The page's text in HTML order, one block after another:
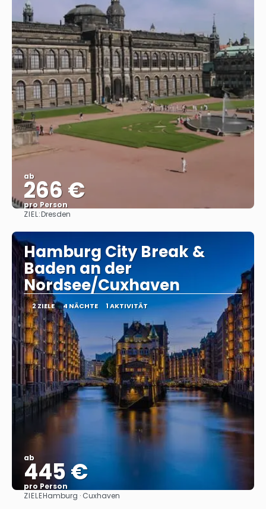
ab
266 €
pro Person
ZIEL:Dresden
Hamburg City Break &
Baden an der
Nordsee/Cuxhaven
2 ZIELE 4 NÄCHTE 1 AKTIVITÄT
ab
445 €
pro Person
ZIELEHamburg · Cuxhaven